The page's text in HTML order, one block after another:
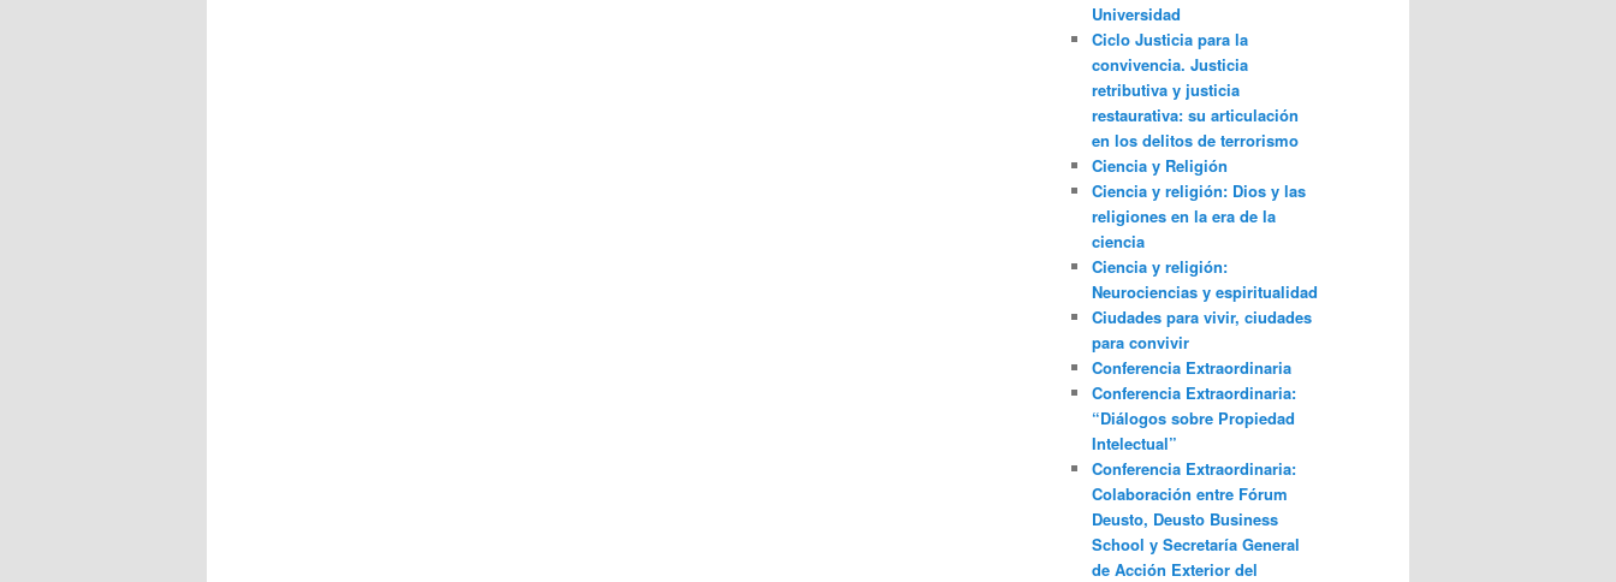
Universidad
Ciclo Justicia para la
convivencia. Justicia
retributiva y justicia
restaurativa: su articulación
en los delitos de terrorismo
Ciencia y Religión
Ciencia y religión: Dios y las
religiones en la era de la
ciencia
Ciencia y religión:
Neurociencias y espiritualidad
Ciudades para vivir, ciudades
para convivir
Conferencia Extraordinaria
Conferencia Extraordinaria:
“Diálogos sobre Propiedad
Intelectual”
Conferencia Extraordinaria:
Colaboración entre Fórum
Deusto, Deusto Business
School y Secretaría General
de Acción Exterior del